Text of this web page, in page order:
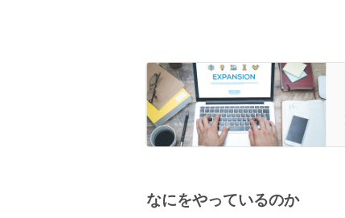
なにをやっているのか